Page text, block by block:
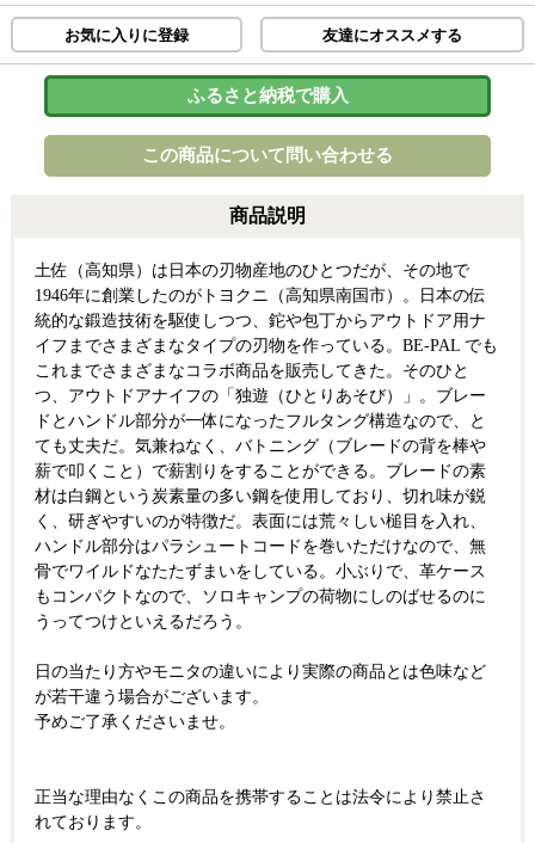
お気に入りに登録 友達にオススメする
ふるさと納税で購入
この商品について問い合わせる
商品説明
土佐（高知県）は日本の刃物産地のひとつだが、その地で
1946年に創業したのがトヨクニ（高知県南国市）。日本の伝
統的な鍛造技術を駆使しつつ、鉈や包丁からアウトドア用ナ
イフまでさまざまなタイプの刃物を作っている。BE-PAL でも
これまでさまざまなコラボ商品を販売してきた。そのひと
つ、アウトドアナイフの「独遊（ひとりあそび）」。ブレー
ドとハンドル部分が一体になったフルタング構造なので、と
ても丈夫だ。気兼ねなく、バトニング（ブレードの背を棒や
薪で叩くこと）で薪割りをすることができる。ブレードの素
材は白鋼という炭素量の多い鋼を使用しており、切れ味が鋭
く、研ぎやすいのが特徴だ。表面には荒々しい槌目を入れ、
ハンドル部分はパラシュートコードを巻いただけなので、無
骨でワイルドなたたずまいをしている。小ぶりで、革ケース
もコンパクトなので、ソロキャンプの荷物にしのばせるのに
うってつけといえるだろう。
日の当たり方やモニタの違いにより実際の商品とは色味など
が若干違う場合がございます。
予めご了承くださいませ。
正当な理由なくこの商品を携帯することは法令により禁止さ
れております。